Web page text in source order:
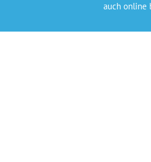
auch online